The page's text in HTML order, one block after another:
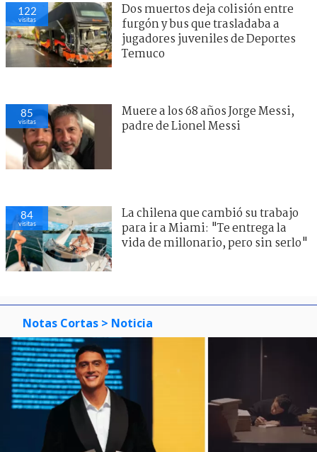
122
visitas
Dos muertos deja colisión entre
furgón y bus que trasladaba a
jugadores juveniles de Deportes
Temuco
85
visitas
Muere a los 68 años Jorge Messi,
padre de Lionel Messi
84
visitas
La chilena que cambió su trabajo
para ir a Miami: "Te entrega la
vida de millonario, pero sin serlo"
Notas Cortas > Noticia